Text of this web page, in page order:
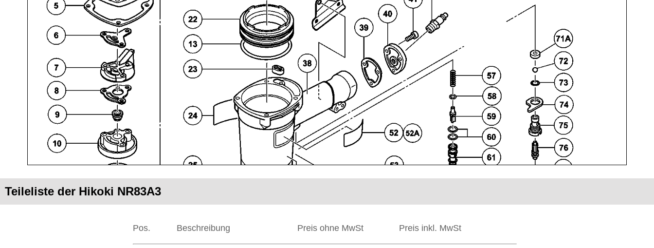
Teileliste der Hikoki NR83A3
Pos. Beschreibung Preis ohne MwSt Preis inkl. MwSt